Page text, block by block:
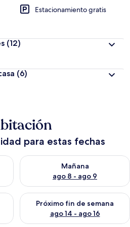
Estacionamiento gratis
(12)
(6)
para estas fechas
hoy ago 7 - ago 8
Mañana
ago 8 - ago 9
Consulta la disponibilidad
este fin de semana ago 7 -
Próximo fin de semana
ago 14 - ago 16
Consulta la disponibilidad